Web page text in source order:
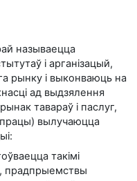
называецца
і арганізацый,
рынку і выконваюць на
ад выдзялення
тавараў і паслуг,
вылучаюцца
такімі
прадпрыемствы